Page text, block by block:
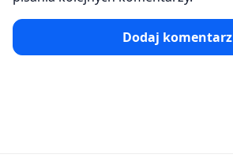
Dodaj komentarz